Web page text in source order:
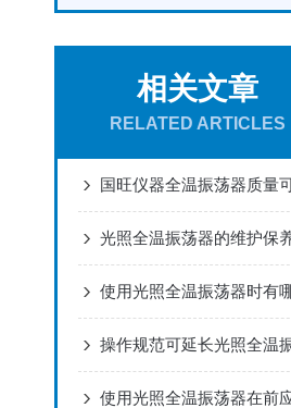
相关文章
RELATED ARTICLES